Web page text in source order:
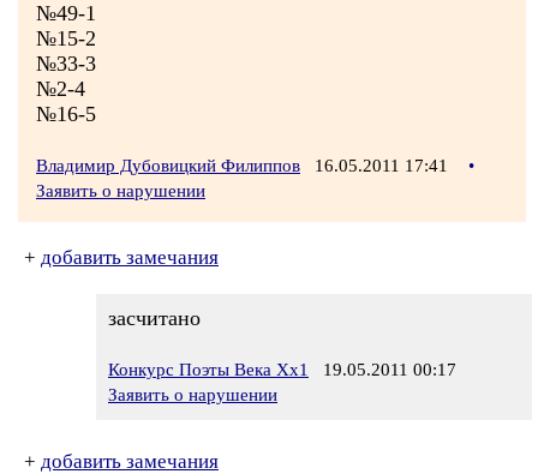
№49-1
№15-2
№33-3
№2-4
№16-5
Владимир Дубовицкий Филиппов 16.05.2011 17:41
•
Заявить о нарушении
+ добавить замечания
засчитано
Конкурс Поэты Века Хх1
19.05.2011 00:17
Заявить о нарушении
+ добавить замечания